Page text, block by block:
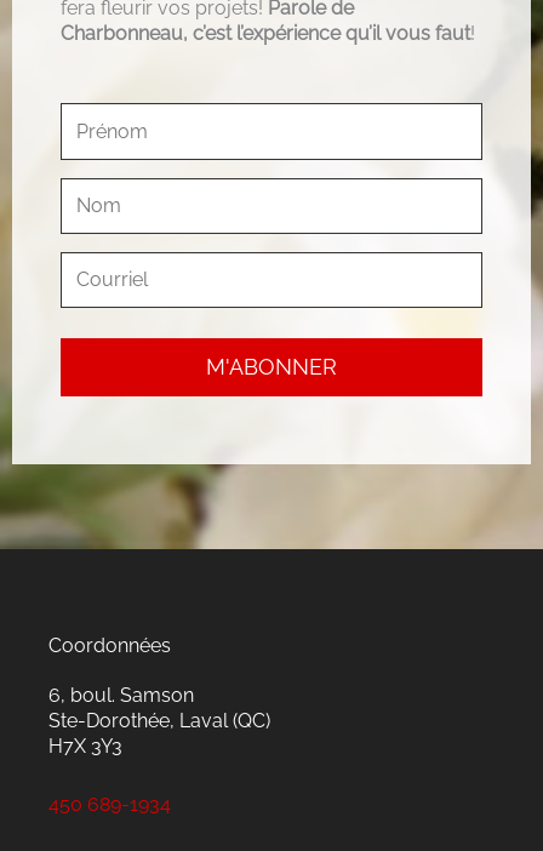
fera fleurir vos projets! Parole de
Charbonneau, c’est l’expérience qu’il vous faut!
Coordonnées
6, boul. Samson
Ste-Dorothée, Laval (QC)
H7X 3Y3
450 689-1934